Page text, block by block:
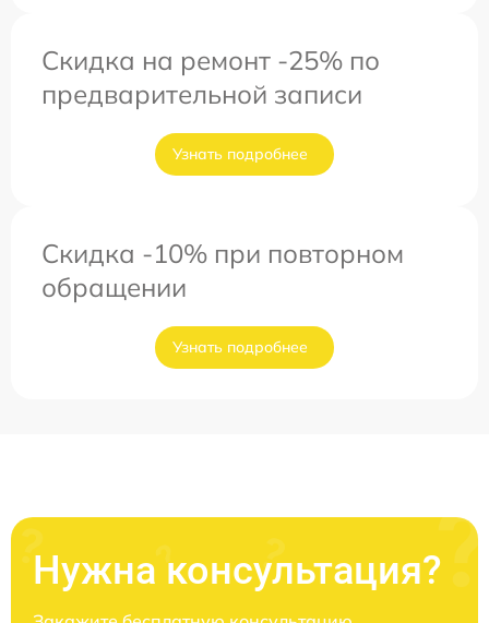
Скидка на ремонт -25% по
предварительной записи
Узнать подробнее
Скидка -10% при повторном
обращении
Узнать подробнее
Нужна консультация?